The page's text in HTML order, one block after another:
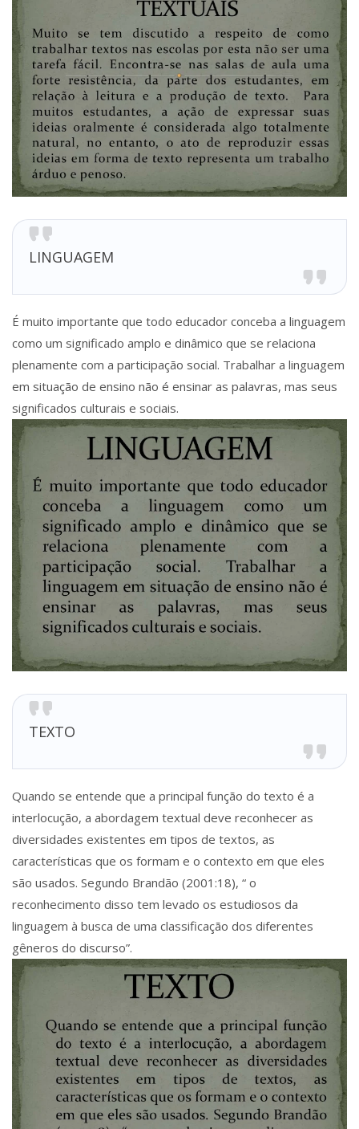
LINGUAGEM
É muito importante que todo educador conceba a linguagem
como um significado amplo e dinâmico que se relaciona
plenamente com a participação social. Trabalhar a linguagem
em situação de ensino não é ensinar as palavras, mas seus
significados culturais e sociais.
TEXTO
Quando se entende que a principal função do texto é a
interlocução, a abordagem textual deve reconhecer as
diversidades existentes em tipos de textos, as
características que os formam e o contexto em que eles
são usados. Segundo Brandão (2001:18), “ o
reconhecimento disso tem levado os estudiosos da
linguagem à busca de uma classificação dos diferentes
gêneros do discurso”.